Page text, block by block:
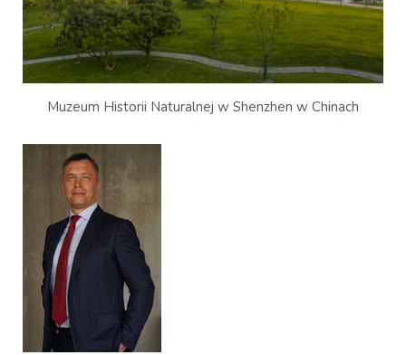
Muzeum Historii Naturalnej w Shenzhen w Chinach